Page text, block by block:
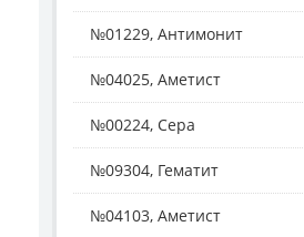
№01229, Антимонит
№04025, Аметист
№00224, Сера
№09304, Гематит
№04103, Аметист